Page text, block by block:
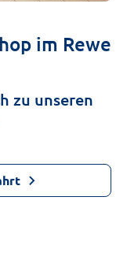
im Rewe
zu unseren